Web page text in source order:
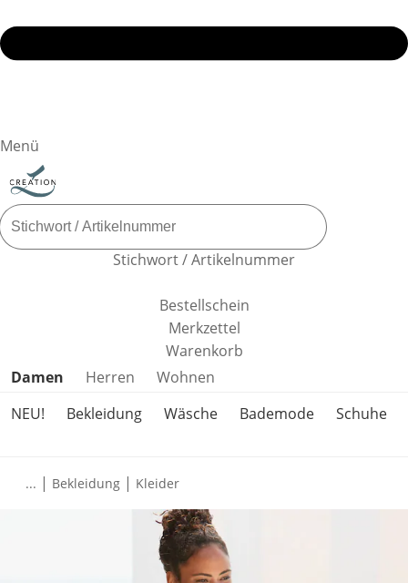
Menü
Stichwort / Artikelnummer
Bestellschein
Merkzettel
Warenkorb
Produktkategorien überspringen
Damen Herren
Wohnen
NEU!
Bekleidung Wäsche Bademode Schuhe
... | Bekleidung | Kleider